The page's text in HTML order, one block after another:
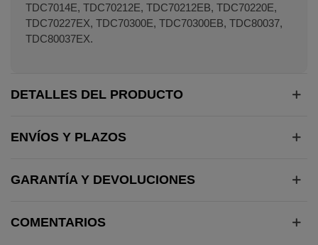
TDC7014E, TDC70212E, TDC70212EB, TDC70220E,
TDC70227EX, TDC70300E, TDC70300EB, TDC80037,
TDC80037EX.
DETALLES DEL PRODUCTO
ENVÍOS Y PLAZOS
GARANTÍA Y DEVOLUCIONES
COMENTARIOS